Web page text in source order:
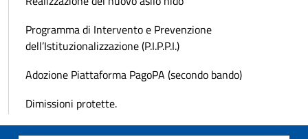
Programma di Intervento e Prevenzione
dell’Istituzionalizzazione (P.I.P.P.I.)
Adozione Piattaforma PagoPA (secondo bando)
Dimissioni protette.